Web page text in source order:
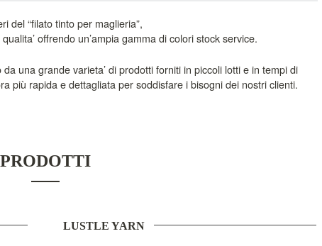
del “filato tinto per maglieria”,
offrendo un’ampia gamma di colori stock service.
una grande varieta’ di prodotti forniti in piccoli lotti e in tempi di
PRODOTTI
LUSTLE YARN